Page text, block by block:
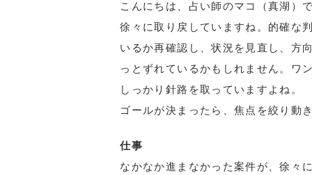
こんにちは、占い師のマコ（真湖）
徐々に取り戻していますね。的確な
いるか再確認し、状況を見直し、方
っとずれているかもしれません。ワ
しっかり針路を取っていますよね。
ゴールが決まったら、焦点を絞り動
仕事
なかなか進まなかった案件が、徐々